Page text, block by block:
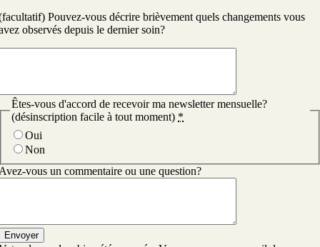
Pouvez-vous décrire brièvement quels changements vous
observés depuis le dernier soin?
Êtes-vous d'accord de recevoir ma newsletter mensuelle?
(désinscription facile à tout moment) *
Oui
Non
vous un commentaire ou une question?
Envoyer